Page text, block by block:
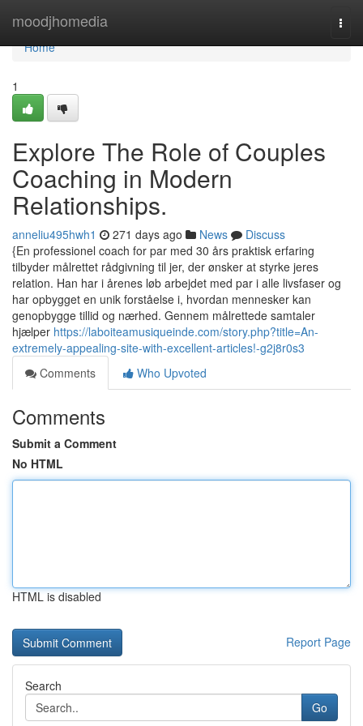
moodjhomedia
Home
Home
1
Explore The Role of Couples
Coaching in Modern
Relationships.
anneliu495hwh1 271 days ago News
Discuss
{En professionel coach for par med 30 års praktisk erfaring
tilbyder målrettet rådgivning til jer, der ønsker at styrke jeres
relation. Han har i årenes løb arbejdet med par i alle livsfaser og
har opbygget en unik forståelse i, hvordan mennesker kan
genopbygge tillid og nærhed. Gennem målrettede samtaler
hjælper https://laboiteamusiqueinde.com/story.php?title=An-
extremely-appealing-site-with-excellent-articles!-g2j8r0s3
Comments
Who Upvoted
Comments
Submit a Comment
No HTML
HTML is disabled
Report Page
Search
Go